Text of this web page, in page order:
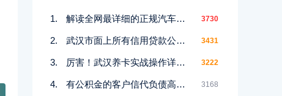
解读全网最详细的正规汽车抵押贷款办理流程以及合同细节 3730
武汉市面上所有信用贷款公积金贷款产品汇总（总有一款适合您） 3431
厉害！武汉养卡实战操作详情图：怎么还清1万的信用卡账单 3222
有公积金的客户信代负债高，可以试试债务重组置换高利息网贷，节约资金成本 3168